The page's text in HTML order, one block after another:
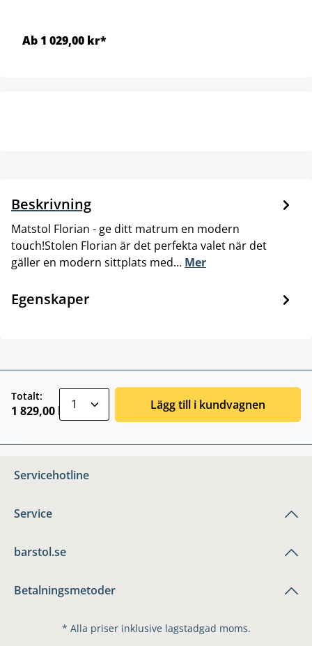
Ab 1 029,00 kr*
Beskrivning
Matstol Florian - ge ditt matrum en modern
touch!Stolen Florian är det perfekta valet när det
gäller en modern sittplats med… Mer
Egenskaper
Totalt:
1 829,00 kr Lägg till i kundvagnen
Servicehotline
Service
barstol.se
Betalningsmetoder
* Alla priser inklusive lagstadgad moms.